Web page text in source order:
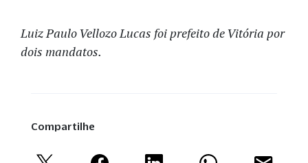
Luiz Paulo Vellozo Lucas foi prefeito de Vitória por
dois mandatos.
Compartilhe